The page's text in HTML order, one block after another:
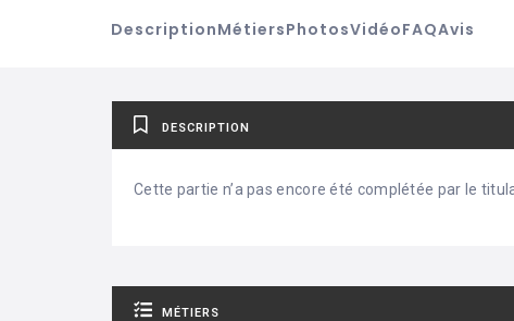
DescriptionMétiersPhotosVidéoFAQAvis
DESCRIPTION
Cette partie n’a pas encore été complétée par le
MÉTIERS